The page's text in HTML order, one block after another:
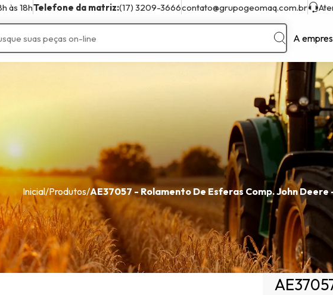
às 18hTelefone da matriz:(17) 3209-3666contato@grupogeomaq.com.br
A
Clark
Michigan
Fiatallis
Komatsu
Marchesan
Massey
Ferguson
Miac
New Holland
Valtra
Volvo
XCMG
Inicial/Produtos/AE37057 - Rolamento De Esferas Comp. John